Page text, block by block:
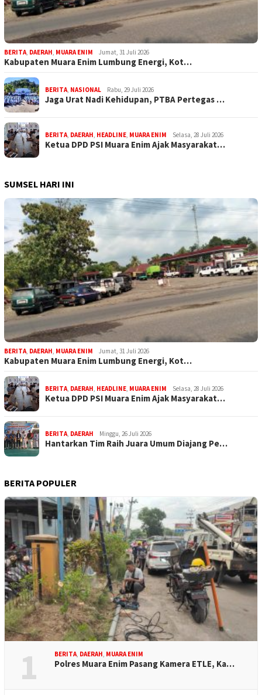
BERITA, DAERAH, MUARA ENIM Jumat, 31 Juli 2026
Kabupaten Muara Enim Lumbung Energi, Kot…
BERITA, NASIONAL Rabu, 29 Juli 2026
Jaga Urat Nadi Kehidupan, PTBA Pertegas …
BERITA, DAERAH, HEADLINE, MUARA ENIM Selasa, 28 Juli 2026
Ketua DPD PSI Muara Enim Ajak Masyarakat…
SUMSEL HARI INI
BERITA, DAERAH, MUARA ENIM Jumat, 31 Juli 2026
Kabupaten Muara Enim Lumbung Energi, Kot…
BERITA, DAERAH, HEADLINE, MUARA ENIM Selasa, 28 Juli 2026
Ketua DPD PSI Muara Enim Ajak Masyarakat…
BERITA, DAERAH Minggu, 26 Juli 2026
Hantarkan Tim Raih Juara Umum Diajang Pe…
BERITA POPULER
1 BERITA, DAERAH, MUARA ENIM
Polres Muara Enim Pasang Kamera ETLE, Ka…